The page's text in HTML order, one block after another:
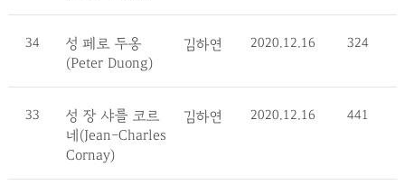
34
성 페로 두옹
(Peter Duong)
김하연 2020.12.16 324
33
성 장 샤를 코르
네(Jean-Charles
Cornay)
김하연 2020.12.16 441